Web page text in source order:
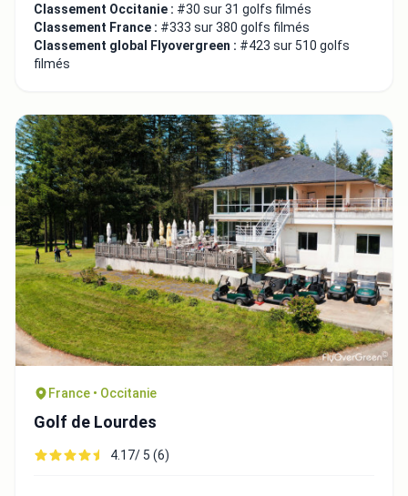
Classement Occitanie : #30 sur 31 golfs filmés
Classement France : #333 sur 380 golfs filmés
Classement global Flyovergreen : #423 sur 510 golfs
filmés
France • Occitanie
Golf de Lourdes
4.17/ 5 (6)